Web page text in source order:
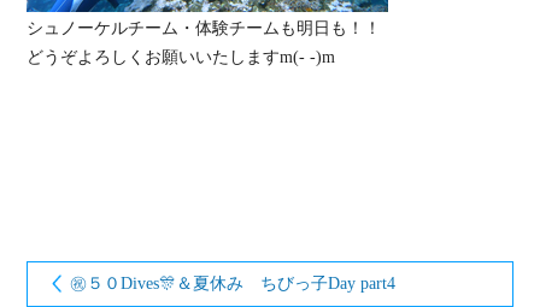
シュノーケルチーム・体験チームも明日も！！
どうぞよろしくお願いいたしますm(- -)m
㊗５０Dives🎊＆夏休み ちびっ子Day part4